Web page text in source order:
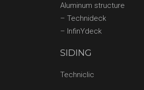
Aluminum structure
– Technideck
– InfinYdeck
SIDING
Techniclic